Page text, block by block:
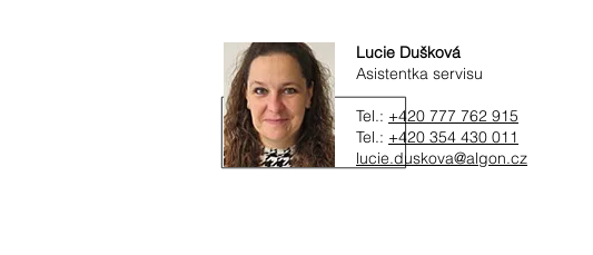
Lucie Dušková
Asistentka servisu
Tel.: +420 777 762 915
Tel.: +420 354 430 011
lucie.duskova@algon.cz